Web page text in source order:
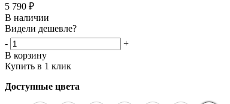
5 790 ₽
В наличии
Видели дешевле?
-
+
В корзину
Купить в 1 клик
Доступные цвета